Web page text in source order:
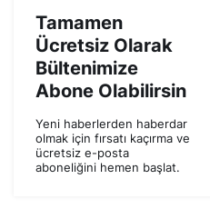
Tamamen
Ücretsiz Olarak
Bültenimize
Abone Olabilirsin
Yeni haberlerden haberdar
olmak için fırsatı kaçırma ve
ücretsiz e-posta
aboneliğini hemen başlat.